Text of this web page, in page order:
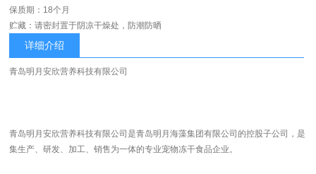
保质期：18个月
贮藏：请密封置于阴凉干燥处，防潮防晒
详细介绍
青岛明月安欣营养科技有限公司
青岛明月安欣营养科技有限公司是青岛明月海藻集团有限公司的控股子公司，是
集生产、研发、加工、销售为一体的专业宠物冻干食品企业。